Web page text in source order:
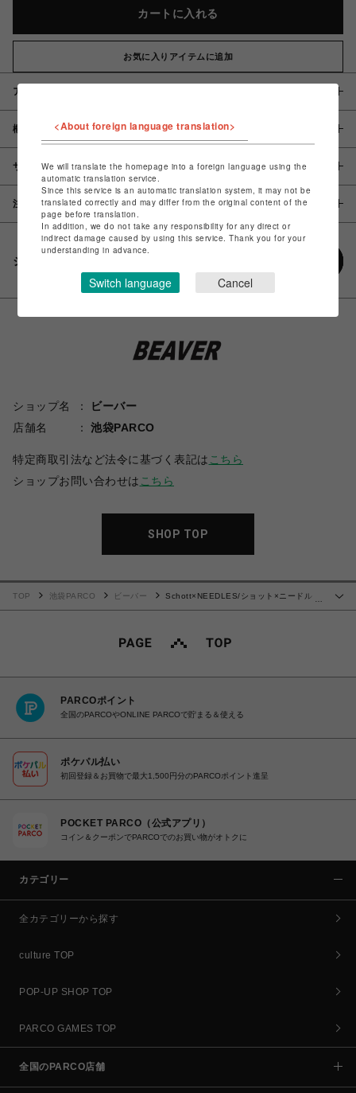
カートに入れる
お気に入りアイテムに追加
アイテム説明 / 素材
概要
サイズ
注意事項
シェアする
ショップ名
ビーバー
店舗名
池袋PARCO
特定商取引法など法令に基づく表記は こちら
ショップお問い合わせは こちら
SHOP TOP
TOP 池袋PARCO ビーバー
Schott×NEEDLES/ショット×ニードル
PARCOポイント
全国のPARCOやONLINE PARCOで貯まる＆使える
ポケパル払い
初回登録＆お買物で最大1,500円分のPARCOポイント進呈
POCKET PARCO（公式アプリ）
コイン＆クーポンでPARCOでのお買い物がオトクに
カテゴリー
全カテゴリーから探す
culture TOP
POP-UP SHOP TOP
PARCO GAMES TOP
全国のPARCO店舗
<About foreign language translation>
We will translate the homepage into a foreign language using the
automatic translation service.
Since this service is an automatic translation system, it may not be
translated correctly and may differ from the original content of the
page before translation.
In addition, we do not take any responsibility for any direct or
indirect damage caused by using this service. Thank you for your
understanding in advance.
Switch language Cancel